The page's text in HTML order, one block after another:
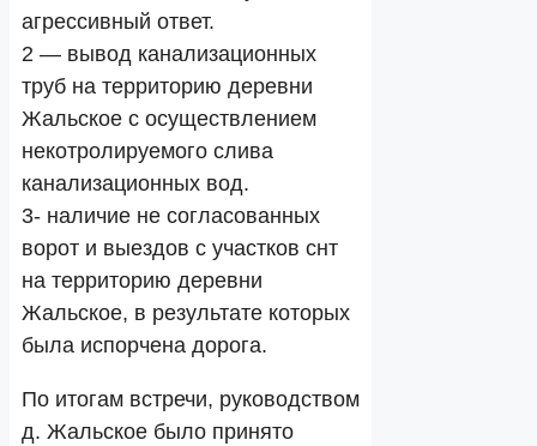
агрессивный ответ.
2 — вывод канализационных
труб на территорию деревни
Жальское с осуществлением
некотролируемого слива
канализационных вод.
3- наличие не согласованных
ворот и выездов с участков снт
на территорию деревни
Жальское, в результате которых
была испорчена дорога.
По итогам встречи, руководством
д. Жальское было принято